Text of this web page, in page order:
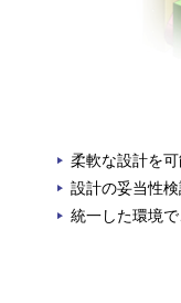
柔軟な設計を
設計の妥当性
統一した環境